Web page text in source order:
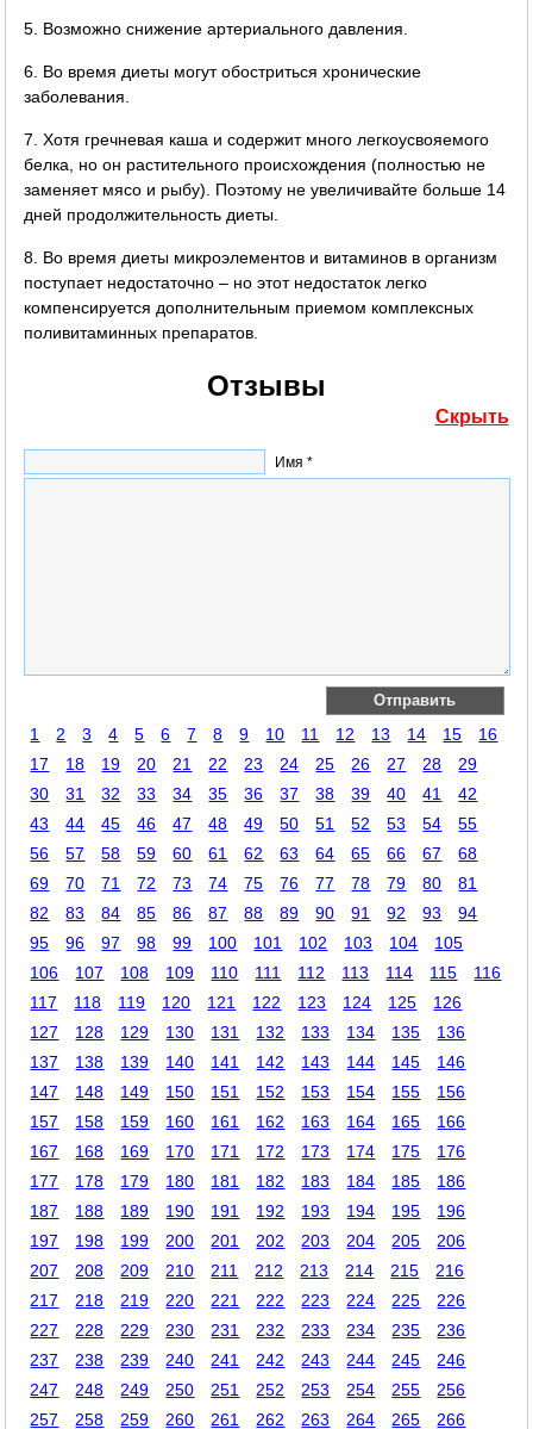
5. Возможно снижение артериального давления.
6. Во время диеты могут обостриться хронические
заболевания.
7. Хотя гречневая каша и содержит много легкоусвояемого
белка, но он растительного происхождения (полностью не
заменяет мясо и рыбу). Поэтому не увеличивайте больше 14
дней продолжительность диеты.
8. Во время диеты микроэлементов и витаминов в организм
поступает недостаточно – но этот недостаток легко
компенсируется дополнительным приемом комплексных
поливитаминных препаратов.
Отзывы
Скрыть
Имя *
1 2 3 4 5 6 7 8 9 10 11 12 13 14 15
16
17
18 19 20 21 22 23 24 25 26 27 28
29
30
31 32 33 34 35 36 37 38 39 40 41
42
43
44 45 46 47 48 49 50 51 52 53 54
55
56
57 58 59 60 61 62 63 64 65 66 67
68
69
70 71 72 73 74 75 76 77 78 79 80
81
82
83 84 85 86 87 88 89 90 91 92 93
94
95
96 97 98 99 100 101 102 103 104
105
106
107 108 109 110 111 112 113 114 115
116
117
118 119 120 121 122 123 124 125
126
127
128 129 130 131 132 133 134 135
136
137
138 139 140 141 142 143 144 145
146
147
148 149 150 151 152 153 154 155
156
157
158 159 160 161 162 163 164 165
166
167
168 169 170 171 172 173 174 175
176
177
178 179 180 181 182 183 184 185
186
187
188 189 190 191 192 193 194 195
196
197
198 199 200 201 202 203 204 205
206
207
208 209 210 211 212 213 214 215
216
217
218 219 220 221 222 223 224 225
226
227
228 229 230 231 232 233 234 235
236
237
238 239 240 241 242 243 244 245
246
247
248 249 250 251 252 253 254 255
256
257
258 259 260 261 262 263 264 265 266